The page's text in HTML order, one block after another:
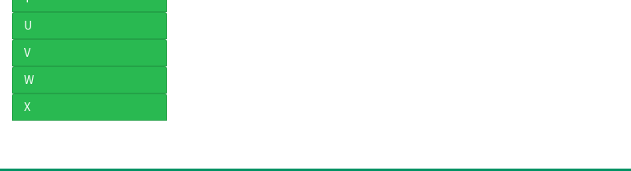
U
V
W
X